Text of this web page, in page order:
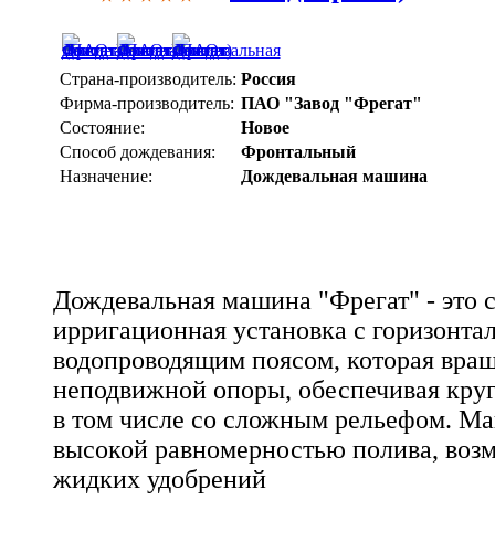
Страна-производитель: Россия
Фирма-производитель: ПАО "Завод "Фрегат"
Состояние:
Новое
Способ дождевания:
Фронтальный
Назначение:
Дождевальная машина
Дождевальная машина "Фрегат" - это
ирригационная установка с
водопроводящим поясом, которая
неподвижной опоры, обеспечивая
в том числе со сложным рельефом.
высокой равномерностью полива,
жидких удобрений